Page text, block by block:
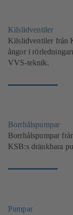
Kilslidventiler
Kilslidventiler från
ångor i
VVS-teknik.
Borrhålspumpar
Borrhålspumpar
KSB:s dränkbara
Pumpar